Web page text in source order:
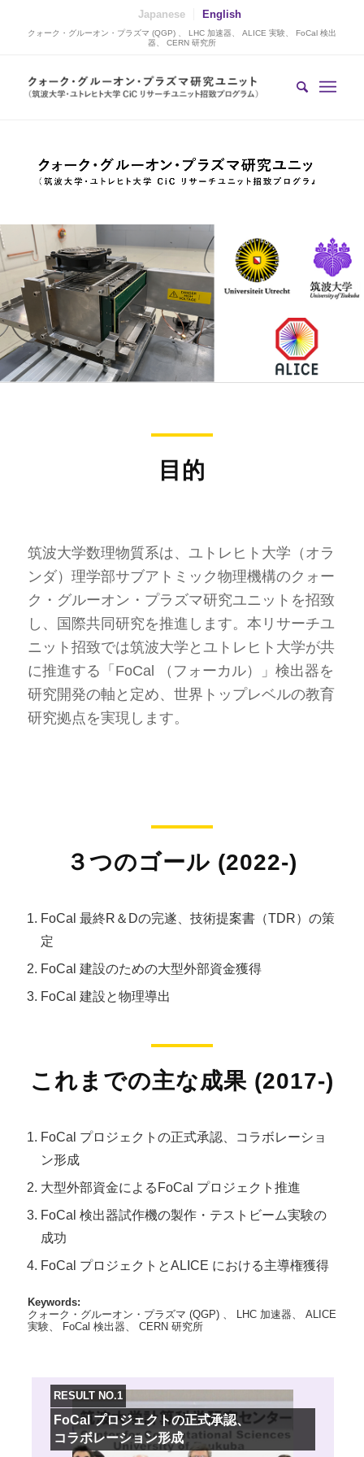
Japanese English
クォーク・グルーオン・プラズマ (QGP) 、 LHC 加速器、 ALICE 実験、 FoCal 検出
器、 CERN 研究所
目的
筑波大学数理物質系は、ユトレヒト大学（オラ
ンダ）理学部サブアトミック物理機構のクォー
ク・グルーオン・プラズマ研究ユニットを招致
し、国際共同研究を推進します。本リサーチユ
ニット招致では筑波大学とユトレヒト大学が共
に推進する「FoCal （フォーカル）」検出器を
研究開発の軸と定め、世界トップレベルの教育
研究拠点を実現します。
３つのゴール (2022-)
FoCal 最終R＆Dの完遂、技術提案書（TDR）の策
定
FoCal 建設のための大型外部資金獲得
FoCal 建設と物理導出
これまでの主な成果 (2017-)
FoCal プロジェクトの正式承認、コラボレーショ
ン形成
大型外部資金によるFoCal プロジェクト推進
FoCal 検出器試作機の製作・テストビーム実験の
成功
FoCal プロジェクトとALICE における主導権獲得
Keywords:
クォーク・グルーオン・プラズマ (QGP) 、 LHC 加速器、 ALICE
実験、 FoCal 検出器、 CERN 研究所
RESULT NO.1
FoCal プロジェクトの正式承認、
コラボレーション形成